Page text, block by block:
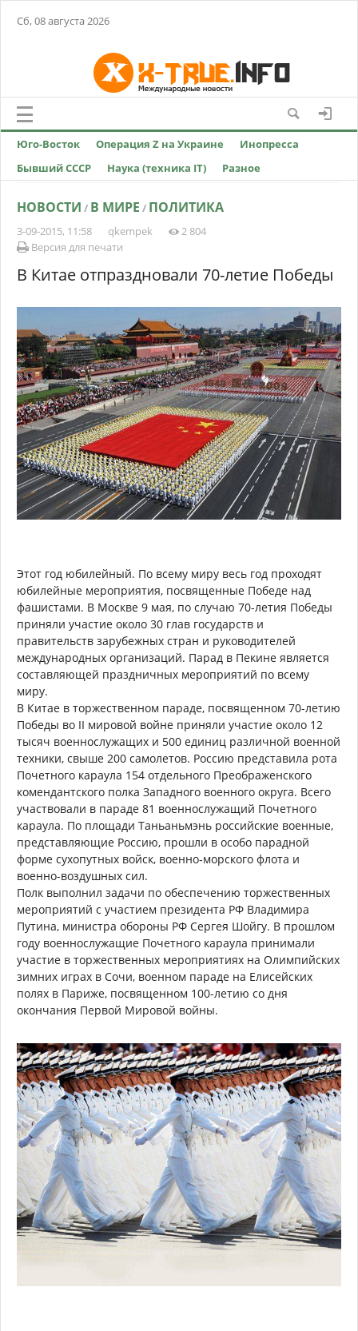
Сб, 08 августа 2026
Юго-Восток Операция Z на Украине
Инопресса
Бывший СССР
Наука (техника IT) Разное
НОВОСТИ / В МИРЕ / ПОЛИТИКА
3-09-2015, 11:58 qkempek
2 804
Версия для печати
В Китае отпраздновали 70-летие Победы
Этот год юбилейный. По всему миру весь год проходят
юбилейные мероприятия, посвященные Победе над
фашистами. В Москве 9 мая, по случаю 70-летия Победы
приняли участие около 30 глав государств и
правительств зарубежных стран и руководителей
международных организаций. Парад в Пекине является
составляющей праздничных мероприятий по всему
миру.
В Китае в торжественном параде, посвященном 70-летию
Победы во II мировой войне приняли участие около 12
тысяч военнослужащих и 500 единиц различной военной
техники, свыше 200 самолетов. Россию представила рота
Почетного караула 154 отдельного Преображенского
комендантского полка Западного военного округа. Всего
участвовали в параде 81 военнослужащий Почетного
караула. По площади Таньаньмэнь российские военные,
представляющие Россию, прошли в особо парадной
форме сухопутных войск, военно-морского флота и
военно-воздушных сил.
Полк выполнил задачи по обеспечению торжественных
мероприятий с участием президента РФ Владимира
Путина, министра обороны РФ Сергея Шойгу. В прошлом
году военнослужащие Почетного караула принимали
участие в торжественных мероприятиях на Олимпийских
зимних играх в Сочи, военном параде на Елисейских
полях в Париже, посвященном 100-летию со дня
окончания Первой Мировой войны.